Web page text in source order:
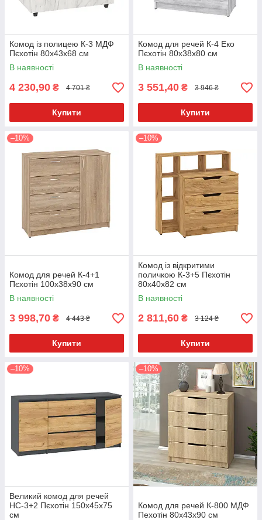
Комод із полицею К-3 МДФ
Пєхотін 80х43х68 см
В наявності
4 230,90 ₴ 4 701 ₴
Купити
Комод для речей К-4 Еко
Пєхотін 80х38х80 см
В наявності
3 551,40 ₴ 3 946 ₴
Купити
–10%
Комод для речей К-4+1
Пєхотін 100х38х90 см
В наявності
3 998,70 ₴ 4 443 ₴
Купити
–10%
Комод із відкритими
поличкою К-3+5 Пєхотін
80х40х82 см
В наявності
2 811,60 ₴ 3 124 ₴
Купити
–10%
Великий комод для речей
НС-3+2 Пєхотін 150х45х75
см
–10%
Комод для речей К-800 МДФ
Пехотін 80х43х90 см